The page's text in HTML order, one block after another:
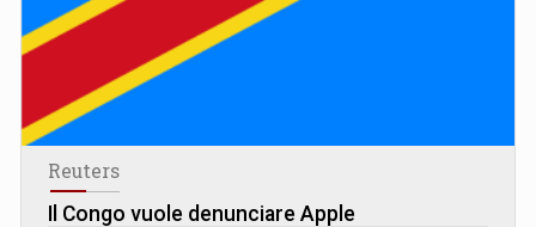
Reuters
Il Congo vuole denunciare Apple